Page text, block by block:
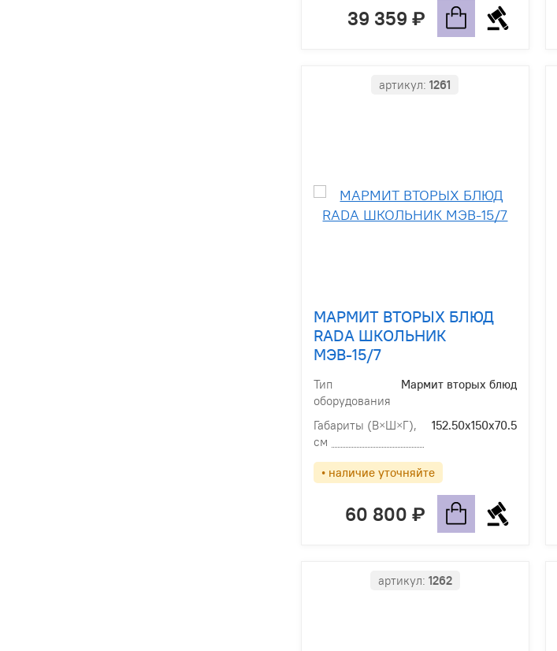
39 359
артикул:1261
МАРМИТ ВТОРЫХ БЛЮД
RADA ШКОЛЬНИК
МЭВ-15/7
Тип
оборудования
Мармит вторых блюд
Габариты (В×Ш×Г),
см
152.50х150х70.5
• наличие уточняйте
60 800
артикул: 1262